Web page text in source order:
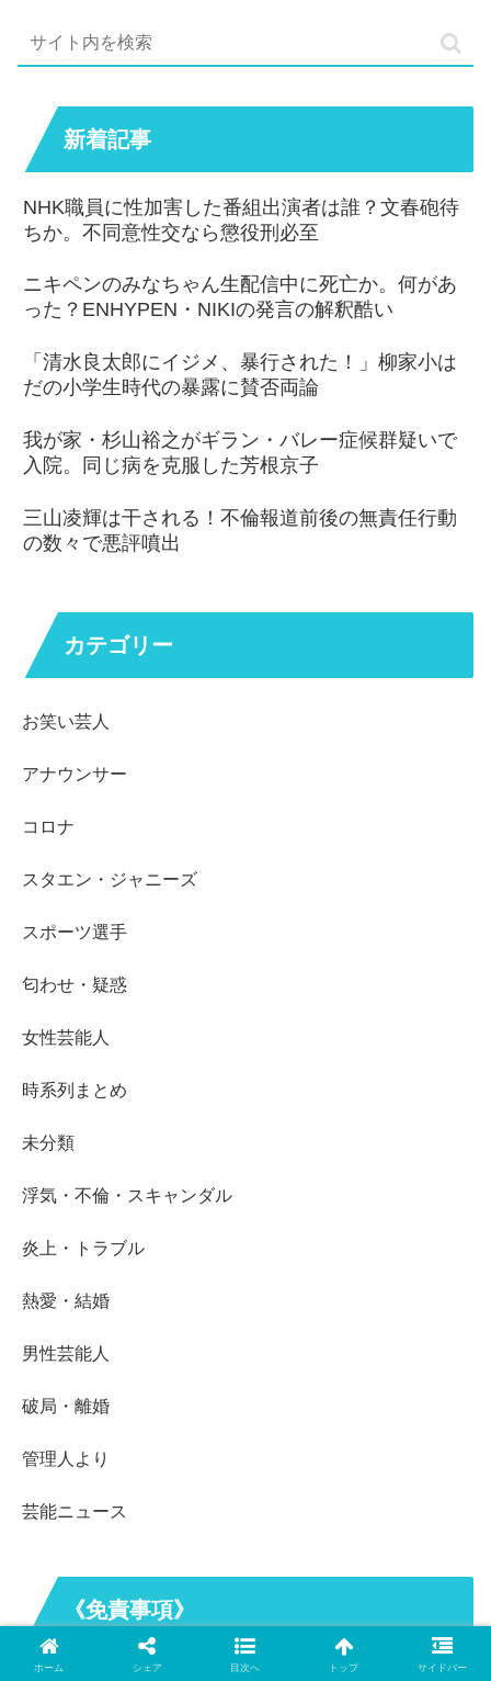
新着記事
NHK職員に性加害した番組出演者は誰？文春砲待
ちか。不同意性交なら懲役刑必至
ニキペンのみなちゃん生配信中に死亡か。何があ
った？ENHYPEN・NIKIの発言の解釈酷い
「清水良太郎にイジメ、暴行された！」柳家小は
だの小学生時代の暴露に賛否両論
我が家・杉山裕之がギラン・バレー症候群疑いで
入院。同じ病を克服した芳根京子
三山凌輝は干される！不倫報道前後の無責任行動
の数々で悪評噴出
カテゴリー
お笑い芸人
アナウンサー
コロナ
スタエン・ジャニーズ
スポーツ選手
匂わせ・疑惑
女性芸能人
時系列まとめ
未分類
浮気・不倫・スキャンダル
炎上・トラブル
熱愛・結婚
男性芸能人
破局・離婚
管理人より
芸能ニュース
《免責事項》
当サイトは記事等を個人で楽しむ目的で運営しておりま
ホーム シェア 目次へ トップ サイドバー